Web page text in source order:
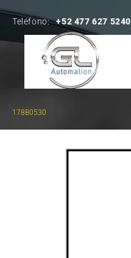
Teléfono: +52 477 627 5240
178B0530